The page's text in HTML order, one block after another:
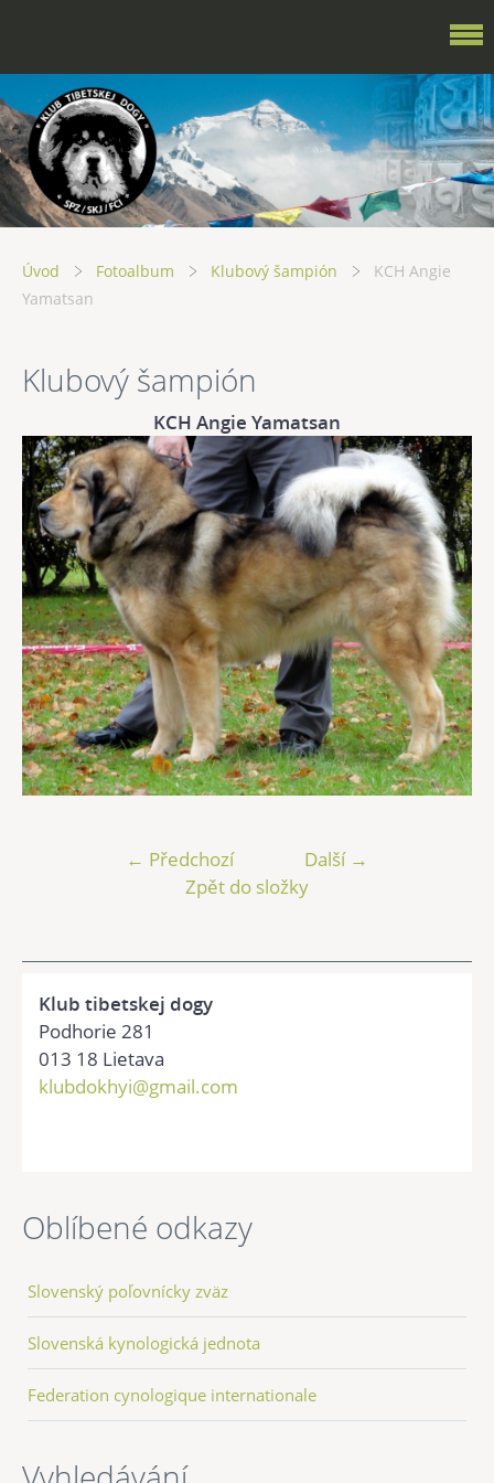
Úvod Fotoalbum Klubový šampión
KCH Angie
Yamatsan
Klubový šampión
KCH Angie Yamatsan
← Předchozí
Další →
Zpět do složky
Klub tibetskej dogy
Podhorie 281
013 18 Lietava
klubdokhyi@gmail.com
Oblíbené odkazy
Slovenský poľovnícky zväz
Slovenská kynologická jednota
Federation cynologique internationale